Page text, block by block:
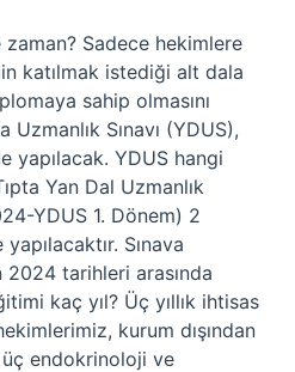
zaman? Sadece hekimlere
katılmak istediği alt dala
sahip olmasını
Sınavı (YDUS),
yapılacak. YDUS hangi
Yan Dal Uzmanlık
YDUS 1. Dönem) 2
Sınava
tarihleri ​​arasında
kaç yıl? Üç yıllık ihtisas
kurum dışından
endokrinoloji ve